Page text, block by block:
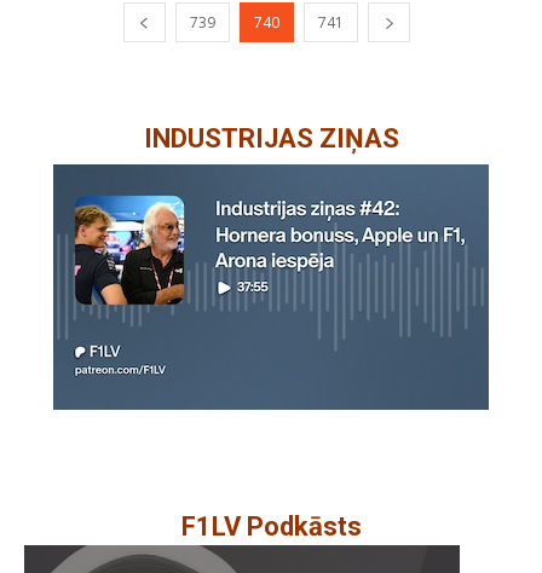
739 740 741
INDUSTRIJAS ZIŅAS
F1LV Podkāsts